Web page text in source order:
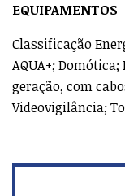
Jardim de
aquecida e zona
Garagem com
EQUIPAMENTOS
geração, com